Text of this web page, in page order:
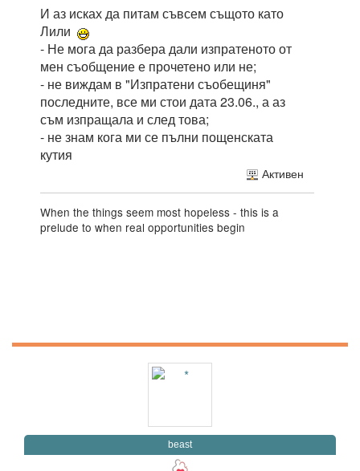
И аз исках да питам съвсем същото като
Лили
- Не мога да разбера дали изпратеното от
мен съобщение е прочетено или не;
- не виждам в "Изпратени съобещиня"
последните, все ми стои дата 23.06., а аз
съм изпращала и след това;
- не знам кога ми се пълни пощенската
кутия
Активен
When the things seem most hopeless - this is a
prelude to when real opportunities begin
beast